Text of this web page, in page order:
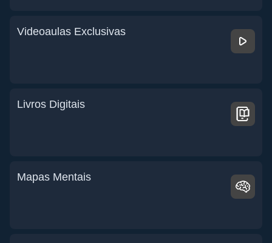
Videoaulas Exclusivas
Livros Digitais
Mapas Mentais